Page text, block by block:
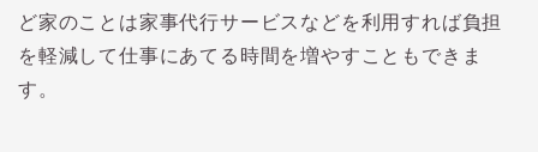
ど家のことは家事代行サービスなどを利用すれば負担
を軽減して仕事にあてる時間を増やすこともできま
す。